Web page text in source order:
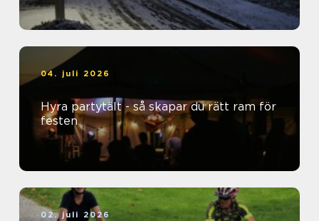
04. juli 2026
Hyra partytält - så skapar du rätt ram för
festen
02. juli 2026